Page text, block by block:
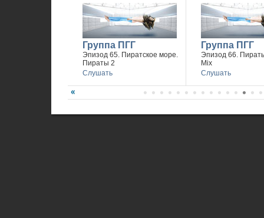
Группа ПГГ
Эпизод 65. Пиратское море.
Пираты 2
Слушать
Группа ПГГ
Эпизод 66.
Mix
Слушать